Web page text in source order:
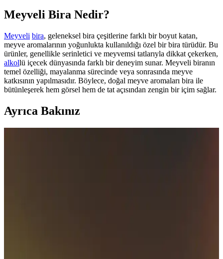
Meyveli Bira Nedir?
Meyveli bira, geleneksel bira çeşitlerine farklı bir boyut katan,
meyve aromalarının yoğunlukta kullanıldığı özel bir bira türüdür. Bu
ürünler, genellikle serinletici ve meyvemsi tatlarıyla dikkat çekerken,
alkollü içecek dünyasında farklı bir deneyim sunar. Meyveli biranın
temel özelliği, mayalanma sürecinde veya sonrasında meyve
katkısının yapılmasıdır. Böylece, doğal meyve aromaları bira ile
bütünleşerek hem görsel hem de tat açısından zengin bir içim sağlar.
Ayrıca Bakınız